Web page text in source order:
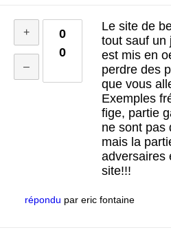
0
0
Le site de
tout sauf un
est mis en
perdre des
que vous
Exemples
fige, partie
ne sont pas
mais la
adversaires
site!!!
répondu par eric fontaine